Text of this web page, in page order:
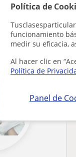
Política de
funcionamiento
medir su eficacia,
Al hacer clic en
Política de
Panel de
Biología en